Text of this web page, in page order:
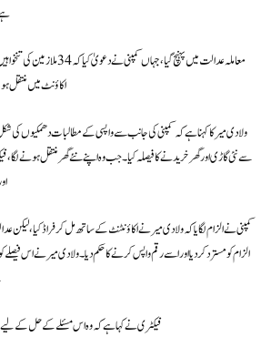
معاملہ عدالت میں پہنچ گیا، جہاں
اکاؤنٹ میں منتقل
ولادی میر کا کہنا ہے کہ کمپنی کی جانب سے واپسی کے مطالبات دھمکیوں کی
سے نئی گاڑی اور گھر خریدنے کا فیصلہ کیا۔ جب وہ اپنے نئے گھر منتقل ہونے
کمپنی نے الزام لگایا کہ ولادی میر نے اکاؤنٹنٹ کے ساتھ مل کر فراڈ کیا،
الزام کو مسترد کر دیا اور اسے رقم واپس کرنے کا حکم دیا۔ ولادی میر نے اس
فیکٹری نے کہا ہے کہ وہ اس مسئلے کے حل کے